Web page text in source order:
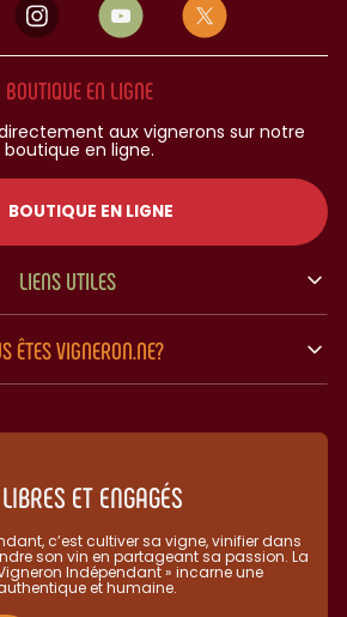
BOUTIQUE EN LIGNE
aux vignerons sur notre
boutique en ligne.
BOUTIQUE EN LIGNE
LIENS UTILES
ÊTES VIGNERON.NE?
ET ENGAGÉS
c’est cultiver sa vigne, vinifier dans
son vin en partageant sa passion. La
Indépendant » incarne une
et humaine.​